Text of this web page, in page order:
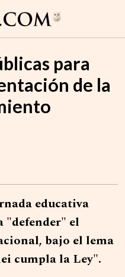
para
de la
educativa
"defender" el
bajo el lema
cumpla la Ley".